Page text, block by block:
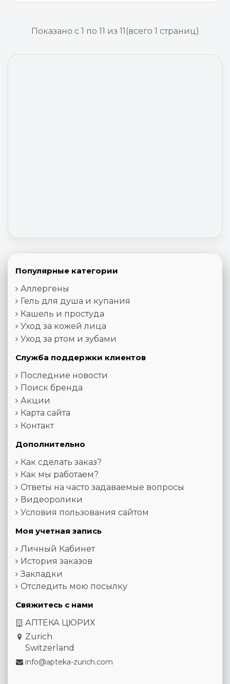
Показано с 1 по 11 из 11 (всего 1 страниц)
Популярные категории
Аллергены
Гель для душа и купания
Кашель и простуда
Уход за кожей лица
Уход за ртом и зубами
Служба поддержки клиентов
Последние новости
Поиск бренда
Акции
Карта сайта
Контакт
Дополнительно
Как сделать заказ?
Как мы работаем?
Ответы на часто задаваемые вопросы
Видеоролики
Условия пользования сайтом
Моя учетная запись
Личный Кабинет
История заказов
Закладки
Отследить мою посылку
Свяжитесь с нами
АПТЕКА ЦЮРИХ
Zurich
Switzerland
info@apteka-zurich.com